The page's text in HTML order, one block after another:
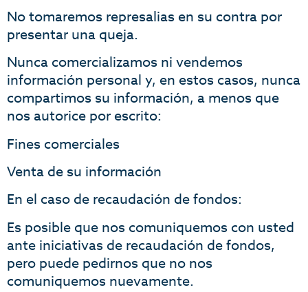
No tomaremos represalias en su contra por
presentar una queja.
Nunca comercializamos ni vendemos
información personal y, en estos casos, nunca
compartimos su información, a menos que
nos autorice por escrito:
Fines comerciales
Venta de su información
En el caso de recaudación de fondos:
Es posible que nos comuniquemos con usted
ante iniciativas de recaudación de fondos,
pero puede pedirnos que no nos
comuniquemos nuevamente.